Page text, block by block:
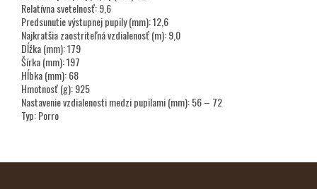
Relatívna svetelnosť: 9,6
Predsunutie výstupnej pupily (mm): 12,6
Najkratšia zaostriteľná vzdialenosť (m): 9,0
Dĺžka (mm): 179
Šírka (mm): 197
Hĺbka (mm): 68
Hmotnosť (g): 925
Nastavenie vzdialenosti medzi pupilami (mm): 56 – 72
Typ: Porro
Z